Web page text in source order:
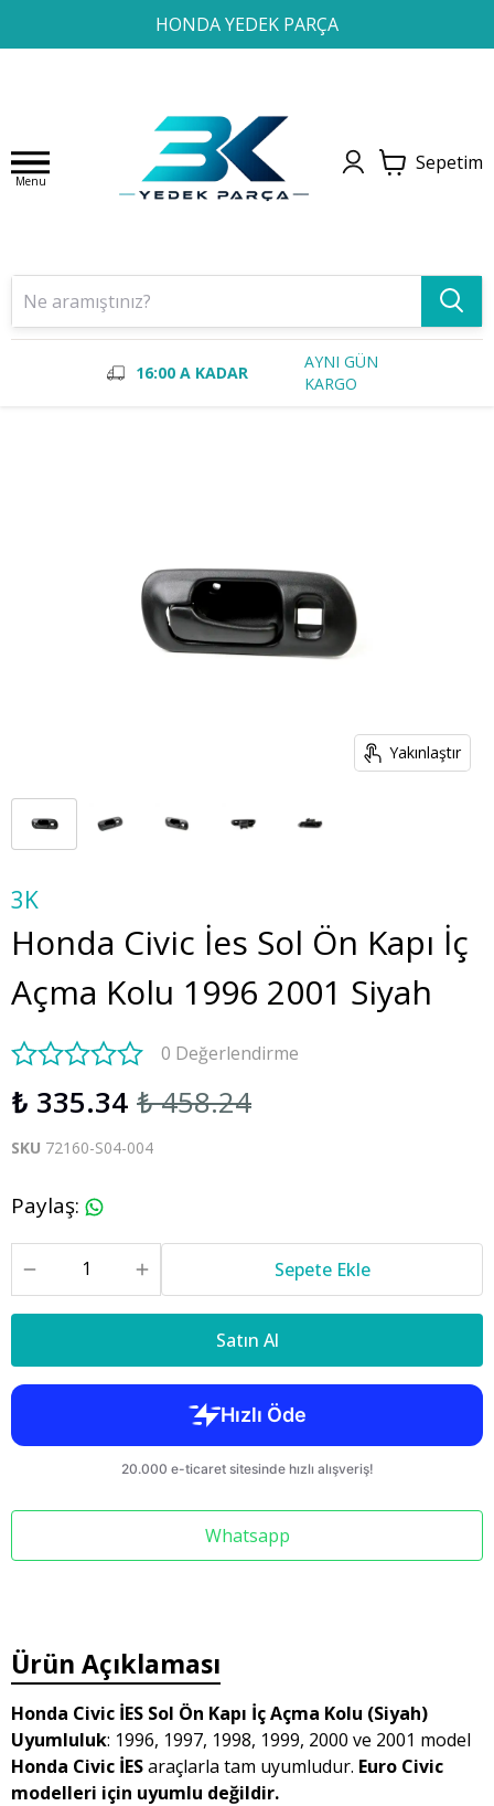
HONDA YEDEK PARÇA
1 2 3 4
Menu
Sepetim
16:00 A KADAR
AYNI GÜN
KARGO
Yakınlaştır
3K
Honda Civic İes Sol Ön Kapı İç
Açma Kolu 1996 2001 Siyah
0 Değerlendirme
₺ 335.34 ₺ 458.24
SKU 72160-S04-004
Paylaş:
Sepete Ekle
Satın Al
Whatsapp
Ürün Açıklaması
Honda Civic İES Sol Ön Kapı İç Açma Kolu (Siyah)
Uyumluluk: 1996, 1997, 1998, 1999, 2000 ve 2001 model
Honda Civic İESaraçlarla tam uyumludur. Euro Civic
modelleri için uyumlu değildir.